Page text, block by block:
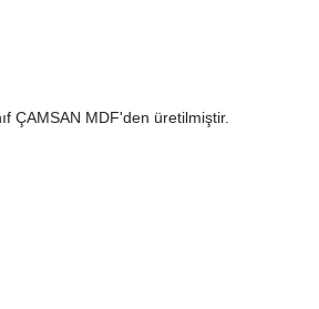
ÇAMSAN MDF'den üretilmiştir.